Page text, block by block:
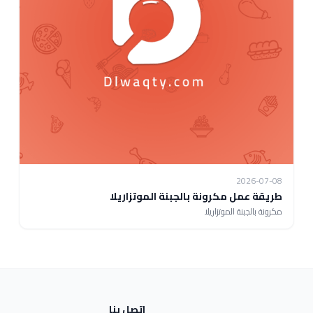
2026-07-08
طريقة عمل مكرونة بالجبنة الموتزاريلا
مكرونة بالجبنة الموتزاريلا
اتصل بنا